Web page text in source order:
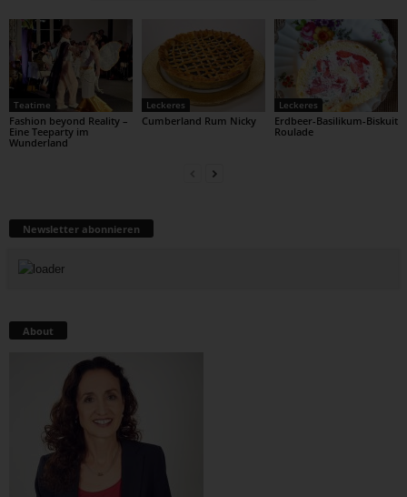
Teatime
Fashion beyond Reality –
Eine Teeparty im
Wunderland
Leckeres
Cumberland Rum Nicky
Leckeres
Erdbeer-Basilikum-Biskuit
Roulade
Newsletter abonnieren
About